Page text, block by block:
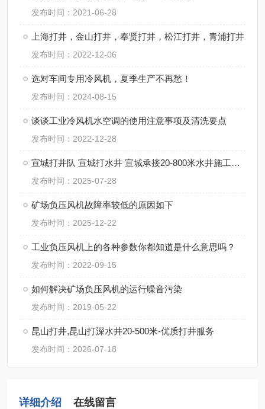
发布时间：2021-06-28
上海打井，金山打井，奉贤打井，松江打井，青浦打井
发布时间：2022-12-06
选对车间专用冷风机，夏季生产不再愁！
发布时间：2024-08-15
谈谈工业冷风机水空调的使用注意事项及清洗要点
发布时间：2022-12-28
宣城打井队 宣城打水井 宣城承接20-800米水井施工快捷
发布时间：2025-07-28
矿场负压风机故障率较低的原因如下
发布时间：2025-12-22
工业负压风机上的各种参数你都知道是什么意思吗？
发布时间：2022-09-15
如何解决矿场负压风机的运行噪音污染
发布时间：2019-05-22
昆山打井,昆山打深水井20-500米-优质打井服务
发布时间：2026-07-18
详细介绍 在线留言